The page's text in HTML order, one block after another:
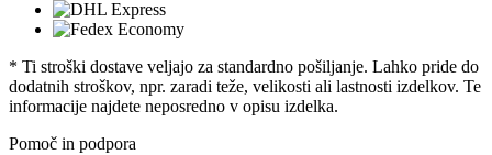
* Ti stroški dostave veljajo za standardno pošiljanje. Lahko pride do
dodatnih stroškov, npr. zaradi teže, velikosti ali lastnosti izdelkov. Te
informacije najdete neposredno v opisu izdelka.
Pomoč in podpora